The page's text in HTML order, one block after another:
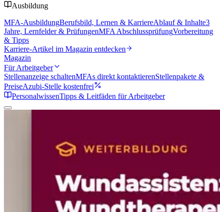
Ausbildung
MFA-AusbildungBerufsbild, Lernen & KarriereAblauf & Inhalte3
Jahre, Lernfelder & PrüfungenMFA AbschlussprüfungVorbereitung
& Tipps
Karriere-Artikel im Magazin entdecken
Magazin
Für Arbeitgeber
Stellenanzeige schaltenMFAs direkt kontaktierenStellenpakete &
PreiseAzubi-Stelle kostenfrei
PersonalwissenTipps & Leitfäden für Arbeitgeber